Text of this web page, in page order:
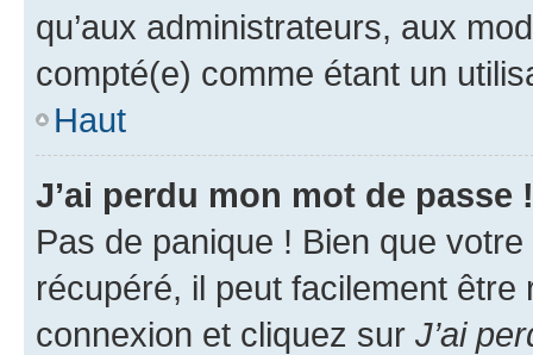
qu’aux administrateurs, aux
compté(e) comme étant un
Haut
J’ai perdu mon mot de passe !
Pas de panique ! Bien que
récupéré, il peut facilement
connexion et cliquez sur J’ai